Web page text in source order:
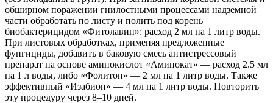
обширном поражении гнилостными процессами надземной
части обработать по листу и полить под корень
биобактерицидом «Фитолавин»: расход 2 мл на 1 литр воды.
При листовых обработках, применяя предложенные
фунгициды, добавить в баковую смесь антистрессовый
препарат на основе аминокислот «Аминокат» — расход 2.5 мл
на 1 л воды, либо «Фолитон» — 2 мл на 1 литр воды. Также
эффективный «Изабион» — 4 мл на 1 литр воды. Повторить
эту процедуру через 8–10 дней.